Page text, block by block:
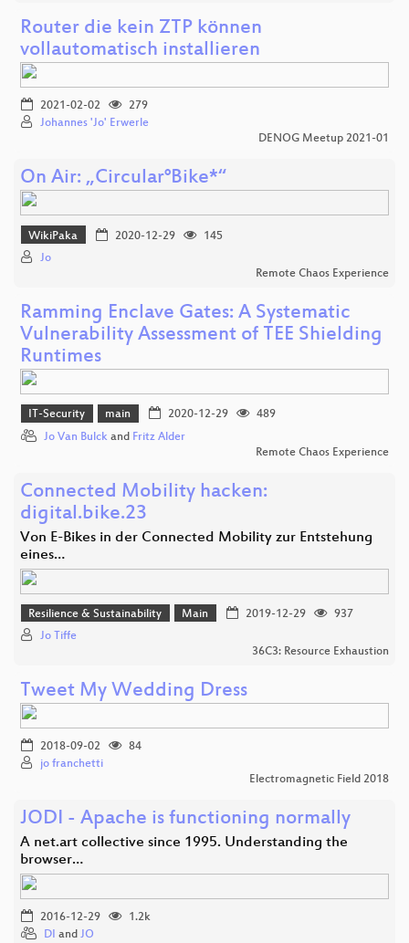
Router die kein ZTP können
vollautomatisch installieren
2021-02-02
279
Johannes 'Jo' Erwerle
DENOG Meetup 2021-01
On Air: „Circular°Bike*“
WikiPaka 2020-12-29
145
Jo
Remote Chaos Experience
Ramming Enclave Gates: A Systematic
Vulnerability Assessment of TEE Shielding
Runtimes
IT-Security main 2020-12-29
489
Jo Van Bulck and Fritz Alder
Remote Chaos Experience
Connected Mobility hacken:
digital.bike.23
Von E-Bikes in der Connected Mobility zur Entstehung
eines…
Resilience & Sustainability Main 2019-12-29
937
Jo Tiffe
36C3: Resource Exhaustion
Tweet My Wedding Dress
2018-09-02
84
jo franchetti
Electromagnetic Field 2018
JODI - Apache is functioning normally
A net.art collective since 1995. Understanding the
browser…
2016-12-29
1.2k
DI and JO